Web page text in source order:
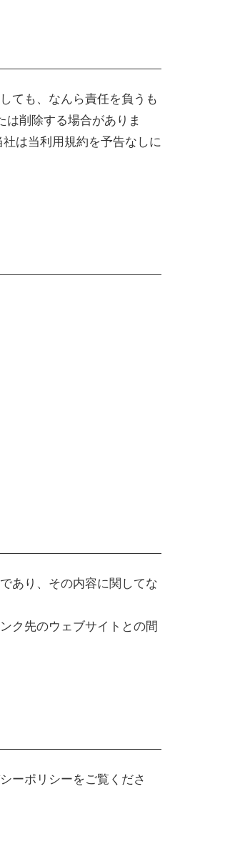
ても、なんら責任を負うも
削除する場合がありま
は当利用規約を予告なしに
あり、その内容に関してな
ク先のウェブサイトとの間
ーポリシーをご覧くださ